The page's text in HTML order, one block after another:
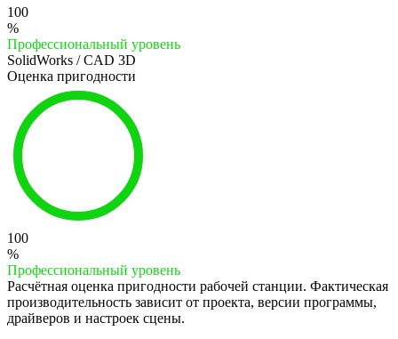
100
%
Профессиональный уровень
SolidWorks / CAD 3D
Оценка пригодности
100
%
Профессиональный уровень
Расчётная оценка пригодности рабочей станции. Фактическая
производительность зависит от проекта, версии программы,
драйверов и настроек сцены.